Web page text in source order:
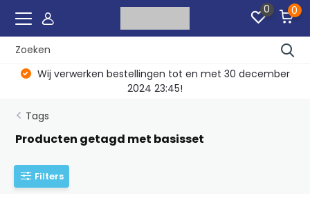
0 0
Wij verwerken bestellingen tot en met 30 december
2024 23:45!
Tags
Producten getagd met basisset
Filters